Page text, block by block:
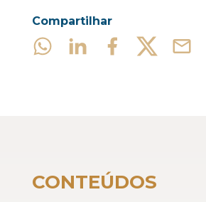
Compartilhar
CONTEÚDOS